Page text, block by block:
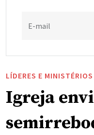
E-mail
LÍDERES E MINISTÉRIOS
Igreja